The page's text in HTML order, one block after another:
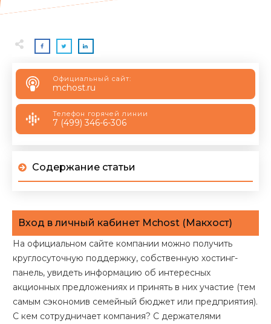
Официальный сайт:
mchost.ru
Телефон горячей линии
7 (499) 346-6-306
Содержание статьи
Вход в личный кабинет Mchost (Макхост)
На официальном сайте компании можно получить
круглосуточную поддержку, собственную хостинг-
панель, увидеть информацию об интересных
акционных предложениях и принять в них участие (тем
самым сэкономив семейный бюджет или предприятия).
С кем сотрудничает компания? С держателями